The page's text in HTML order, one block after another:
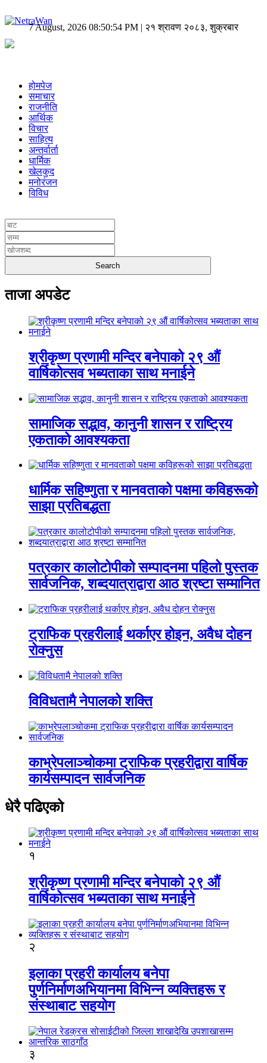
7 August, 2026 08:50:54 PM | २१ श्रावण २०८३, शुक्रबार
होमपेज
समाचार
राजनीति
आर्थिक
विचार
साहित्य
अन्तर्वार्ता
धार्मिक
खेलकुद
मनोरंजन
विविध
ताजा अपडेट
श्रीकृष्ण प्रणामी मन्दिर बनेपाको २९ औं
वार्षिकोत्सव भब्यताका साथ मनाईने
सामाजिक सद्भाव, कानुनी शासन र राष्ट्रिय
एकताको आवश्यकता
धार्मिक सहिष्णुता र मानवताको पक्षमा कविहरूको
साझा प्रतिबद्धता
पत्रकार कालोटोपीको सम्पादनमा पहिलो पुस्तक
सार्वजनिक, शब्दयात्राद्वारा आठ श्रष्टा सम्मानित
ट्राफिक प्रहरीलाई थर्काएर होइन, अवैध दोहन
रोक्नुस
विविधतामै नेपालको शक्ति
काभ्रेपलाञ्चोकमा ट्राफिक प्रहरीद्वारा वार्षिक
कार्यसम्पादन सार्वजनिक
धेरै पढिएको
१
श्रीकृष्ण प्रणामी मन्दिर बनेपाको २९ औं
वार्षिकोत्सव भब्यताका साथ मनाईने
२
इलाका प्रहरी कार्यालय बनेपा
पुर्णनिर्माणअभियानमा विभिन्न व्यक्तिहरू र
संस्थाबाट सहयोग
३